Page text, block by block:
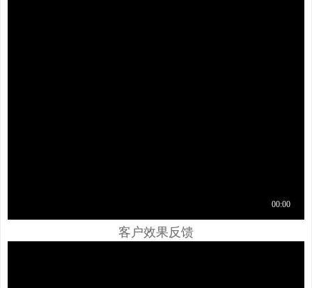
客户效果反馈